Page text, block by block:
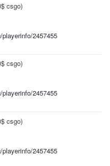
csgo)
2457455
csgo)
2457455
csgo)
2457455